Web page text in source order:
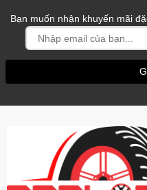
Bạn muốn nhận khuyến mãi